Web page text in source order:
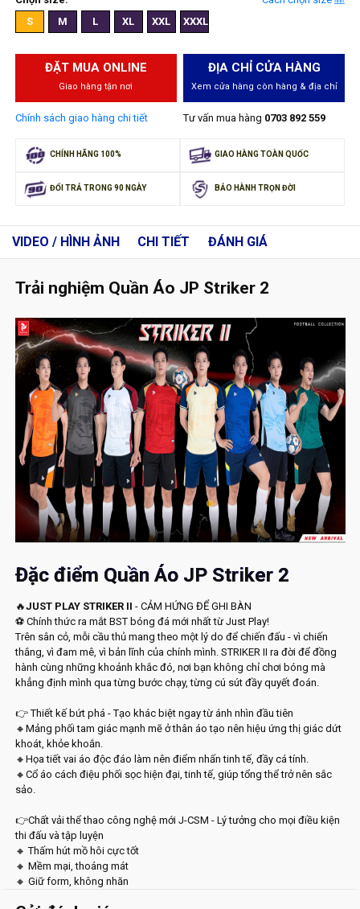
S
M L XL XXL XXXL
ĐẶT MUA ONLINE
Giao hàng tận nơi
Chính sách giao hàng chi tiết
ĐỊA CHỈ CỬA HÀNG
Xem cửa hàng còn hàng & địa chỉ
Tư vấn mua hàng 0703 892 559
CHÍNH HÃNG 100% GIAO HÀNG TOÀN QUỐC
ĐỔI TRẢ TRONG 90 NGÀY BẢO HÀNH TRỌN ĐỜI
VIDEO / HÌNH ẢNH CHI TIẾT ĐÁNH GIÁ
Trải nghiệm Quần Áo JP Striker 2
Đặc điểm Quần Áo JP Striker 2
🔥JUST PLAY STRIKER II - CẢM HỨNG ĐỂ GHI BÀN
⚽Chính thức ra mắt BST bóng đá mới nhất từ Just Play!
Trên sân cỏ, mỗi cầu thủ mang theo một lý do để chiến đấu - vì chiến
thắng, vì đam mê, vì bản lĩnh của chính mình. STRIKER II ra đời để đồng
hành cùng những khoảnh khắc đó, nơi bạn không chỉ chơi bóng mà
khẳng định mình qua từng bước chạy, từng cú sút đầy quyết đoán.
👉Thiết kế bứt phá - Tạo khác biệt ngay từ ánh nhìn đầu tiên
🔸Mảng phối tam giác mạnh mẽ ở thân áo tạo nên hiệu ứng thị giác dứt
khoát, khỏe khoắn.
🔸Họa tiết vai áo độc đáo làm nên điểm nhấn tinh tế, đầy cá tính.
🔸Cổ áo cách điệu phối sọc hiện đại, tinh tế, giúp tổng thể trở nên sắc
sảo.
👉Chất vải thể thao công nghệ mới J-CSM - Lý tưởng cho mọi điều kiện
thi đấu và tập luyện
🔸 Thấm hút mồ hôi cực tốt
🔸 Mềm mại, thoáng mát
🔸 Giữ form, không nhăn